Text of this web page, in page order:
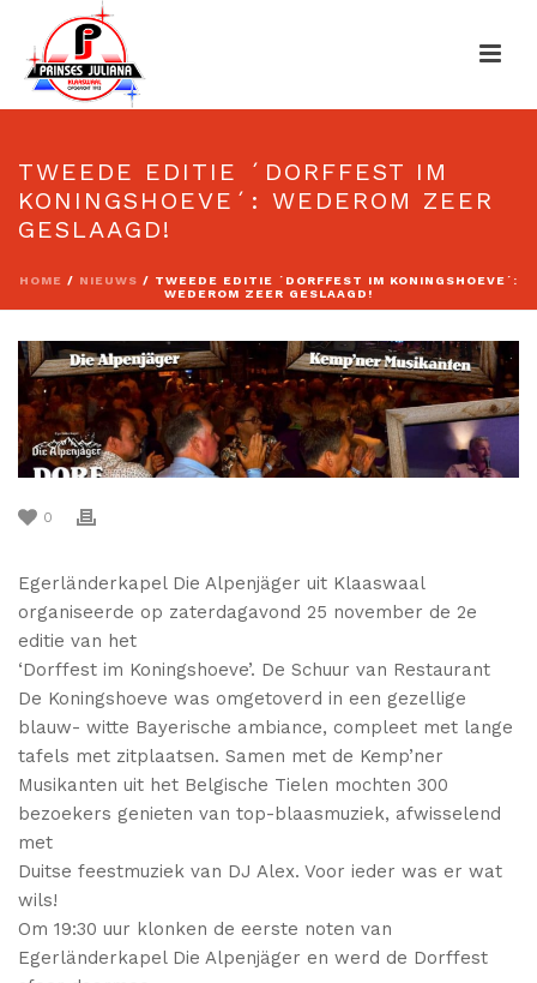
TWEEDE EDITIE ´DORFFEST IM
KONINGSHOEVE´: WEDEROM ZEER
GESLAAGD!
HOME / NIEUWS / TWEEDE EDITIE ´DORFFEST IM KONINGSHOEVE´:
WEDEROM ZEER GESLAAGD!
0
Egerländerkapel Die Alpenjäger uit Klaaswaal
organiseerde op zaterdagavond 25 november de 2e
editie van het
‘Dorffest im Koningshoeve’. De Schuur van Restaurant
De Koningshoeve was omgetoverd in een gezellige
blauw- witte Bayerische ambiance, compleet met lange
tafels met zitplaatsen. Samen met de Kemp’ner
Musikanten uit het Belgische Tielen mochten 300
bezoekers genieten van top-blaasmuziek, afwisselend
met
Duitse feestmuziek van DJ Alex. Voor ieder was er wat
wils!
Om 19:30 uur klonken de eerste noten van
Egerländerkapel Die Alpenjäger en werd de Dorffest